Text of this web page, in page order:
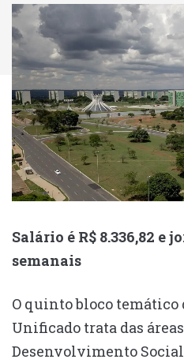
Salário é R$ 8.336,82 e
semanais
O quinto bloco temático
Unificado trata das
Desenvolvimento